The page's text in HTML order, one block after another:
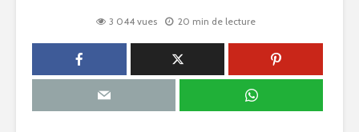
3 044 vues 20 min de lecture